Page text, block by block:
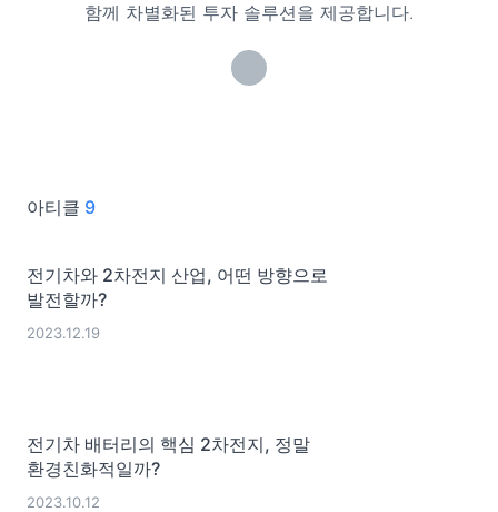
함께 차별화된 투자 솔루션을 제공합니다.
아티클 9
전기차와 2차전지 산업, 어떤 방향으로
발전할까?
2023.12.19
전기차 배터리의 핵심 2차전지, 정말
환경친화적일까?
2023.10.12